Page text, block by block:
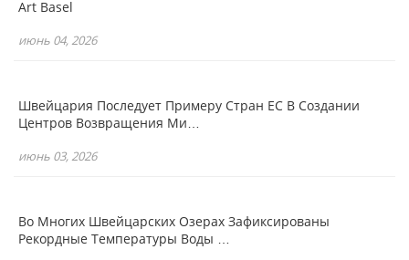
Art Basel
июнь 04, 2026
Швейцария Последует Примеру Стран ЕС В Создании
Центров Возвращения Ми…
июнь 03, 2026
Во Многих Швейцарских Озерах Зафиксированы
Рекордные Температуры Воды …